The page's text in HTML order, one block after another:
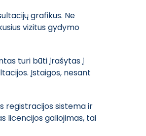
grafikus. Ne
vizitus gydymo
turi būti įrašytas į
Įstaigos, nesant
registracijos sistema ir
licencijos galiojimas, tai